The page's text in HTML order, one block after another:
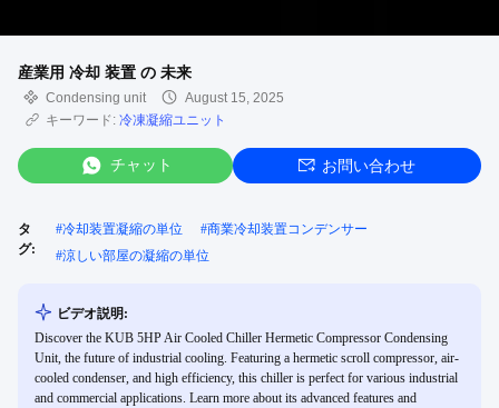
産業用 冷却 装置 の 未来
Condensing unit
August 15, 2025
キーワード: 冷凍凝縮ユニット
チャット お問い合わせ
タ
グ:
#冷却装置凝縮の単位 #商業冷却装置コンデンサー
#涼しい部屋の凝縮の単位
ビデオ説明:
Discover the KUB 5HP Air Cooled Chiller Hermetic Compressor Condensing
Unit, the future of industrial cooling. Featuring a hermetic scroll compressor, air-
cooled condenser, and high efficiency, this chiller is perfect for various industrial
and commercial applications. Learn more about its advanced features and